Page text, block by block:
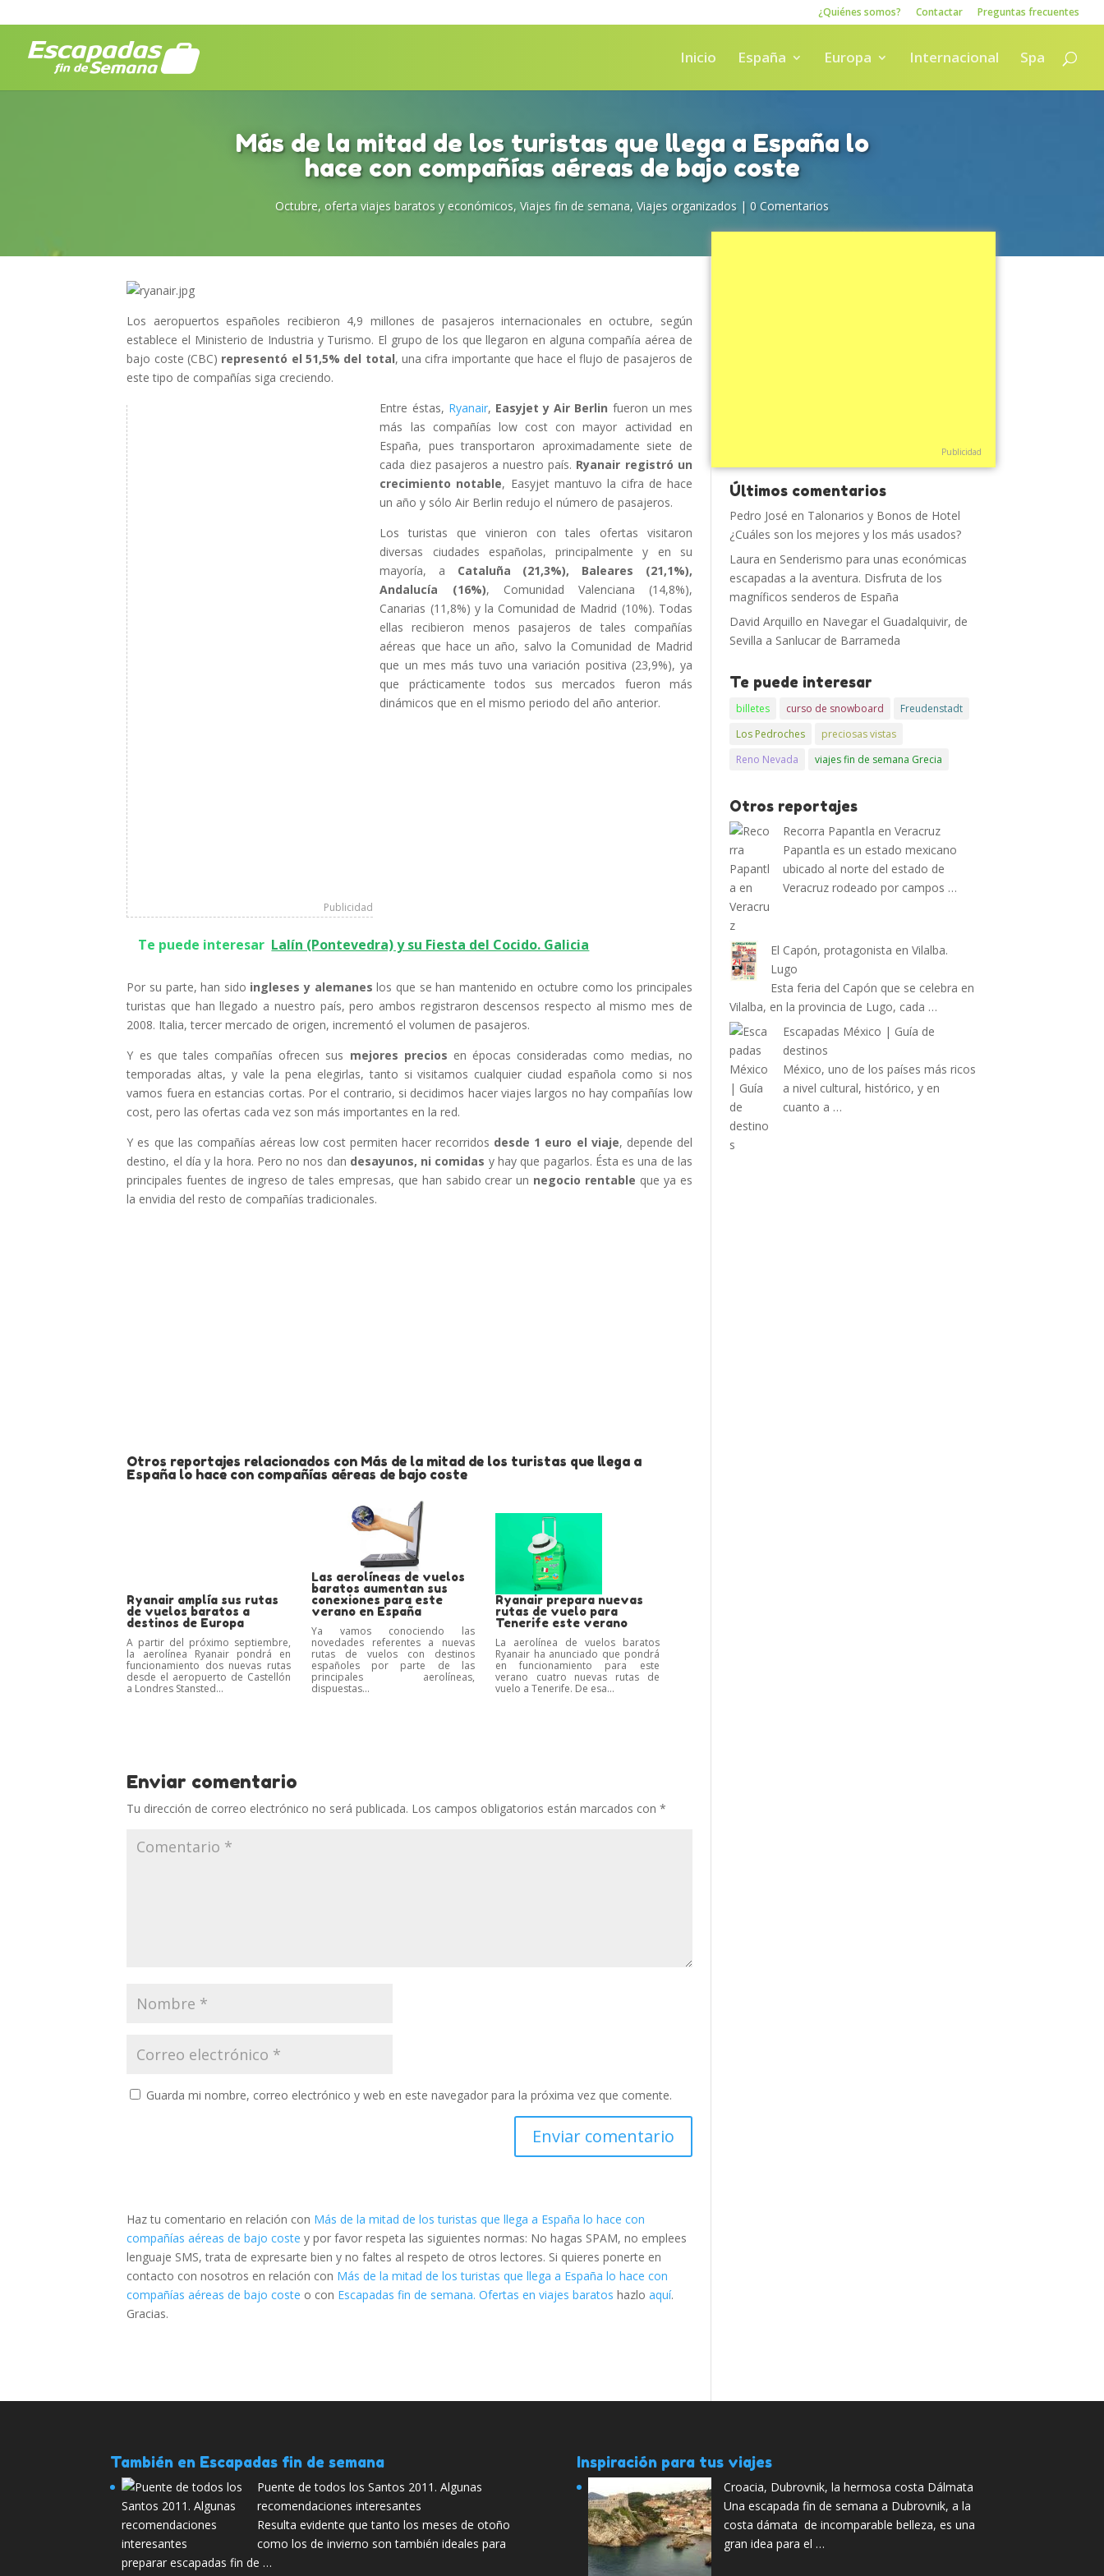
¿Quiénes somos? Contactar Preguntas frecuentes
Inicio España Europa Internacional Spa
Más de la mitad de los turistas que llega a España lo
hace con compañías aéreas de bajo coste
Octubre, oferta viajes baratos y económicos, Viajes fin de semana, Viajes organizados | 0 Comentarios
Los aeropuertos españoles recibieron 4,9 millones de pasajeros internacionales en octubre, según
establece el Ministerio de Industria y Turismo. El grupo de los que llegaron en alguna compañía aérea de
bajo coste (CBC) representó el 51,5% del total, una cifra importante que hace el flujo de pasajeros de
este tipo de compañías siga creciendo.
Publicidad
Entre éstas, Ryanair, Easyjet y Air Berlin fueron un mes
más las compañías low cost con mayor actividad en
España, pues transportaron aproximadamente siete de
cada diez pasajeros a nuestro país. Ryanair registró un
crecimiento notable, Easyjet mantuvo la cifra de hace
un año y sólo Air Berlin redujo el número de pasajeros.
Los turistas que vinieron con tales ofertas visitaron
diversas ciudades españolas, principalmente y en su
mayoría, a Cataluña (21,3%), Baleares (21,1%),
Andalucía (16%), Comunidad Valenciana (14,8%),
Canarias (11,8%) y la Comunidad de Madrid (10%). Todas
ellas recibieron menos pasajeros de tales compañías
aéreas que hace un año, salvo la Comunidad de Madrid
que un mes más tuvo una variación positiva (23,9%), ya
que prácticamente todos sus mercados fueron más
dinámicos que en el mismo periodo del año anterior.
Te puede interesar Lalín (Pontevedra) y su Fiesta del Cocido. Galicia
Por su parte, han sido ingleses y alemanes los que se han mantenido en octubre como los principales
turistas que han llegado a nuestro país, pero ambos registraron descensos respecto al mismo mes de
2008. Italia, tercer mercado de origen, incrementó el volumen de pasajeros.
Y es que tales compañías ofrecen sus mejores precios en épocas consideradas como medias, no
temporadas altas, y vale la pena elegirlas, tanto si visitamos cualquier ciudad española como si nos
vamos fuera en estancias cortas. Por el contrario, si decidimos hacer viajes largos no hay compañías low
cost, pero las ofertas cada vez son más importantes en la red.
Y es que las compañías aéreas low cost permiten hacer recorridos desde 1 euro el viaje, depende del
destino, el día y la hora. Pero no nos dan desayunos, ni comidas y hay que pagarlos. Ésta es una de las
principales fuentes de ingreso de tales empresas, que han sabido crear un negocio rentable que ya es
la envidia del resto de compañías tradicionales.
Otros reportajes relacionados con Más de la mitad de los turistas que llega a
España lo hace con compañías aéreas de bajo coste
Ryanair amplía sus rutas
de vuelos baratos a
destinos de Europa
A partir del próximo septiembre,
la aerolínea Ryanair pondrá en
funcionamiento dos nuevas rutas
desde el aeropuerto de Castellón
a Londres Stansted...
Las aerolíneas de vuelos
baratos aumentan sus
conexiones para este
verano en España
Ya vamos conociendo las
novedades referentes a nuevas
rutas de vuelos con destinos
españoles por parte de las
principales aerolíneas,
dispuestas...
Ryanair prepara nuevas
rutas de vuelo para
Tenerife este verano
La aerolínea de vuelos baratos
Ryanair ha anunciado que pondrá
en funcionamiento para este
verano cuatro nuevas rutas de
vuelo a Tenerife. De esa...
Enviar comentario
Tu dirección de correo electrónico no será publicada. Los campos obligatorios están marcados con*
Guarda mi nombre, correo electrónico y web en este navegador para la próxima vez que comente.
Haz tu comentario en relación con Más de la mitad de los turistas que llega a España lo hace con
compañías aéreas de bajo coste y por favor respeta las siguientes normas: No hagas SPAM, no emplees
lenguaje SMS, trata de expresarte bien y no faltes al respeto de otros lectores. Si quieres ponerte en
contacto con nosotros en relación con Más de la mitad de los turistas que llega a España lo hace con
compañías aéreas de bajo coste o con Escapadas fin de semana. Ofertas en viajes baratos hazloaquí.
Gracias.
Publicidad
Últimos comentarios
Pedro José en Talonarios y Bonos de Hotel
¿Cuáles son los mejores y los más usados?
Laura en Senderismo para unas económicas
escapadas a la aventura. Disfruta de los
magníficos senderos de España
David Arquillo en Navegar el Guadalquivir, de
Sevilla a Sanlucar de Barrameda
Te puede interesar
billetes curso de snowboard
Freudenstadt
Los Pedroches
preciosas vistas
Reno Nevada
viajes fin de semana Grecia
Otros reportajes
Recorra Papantla en Veracruz
Papantla es un estado mexicano
ubicado al norte del estado de
Veracruz rodeado por campos …
El Capón, protagonista en Vilalba.
Lugo
Esta feria del Capón que se celebra en
Vilalba, en la provincia de Lugo, cada …
Escapadas México | Guía de
destinos
México, uno de los países más ricos
a nivel cultural, histórico, y en
cuanto a …
También en Escapadas fin de semana
Puente de todos los Santos 2011. Algunas
recomendaciones interesantes
Resulta evidente que tanto los meses de otoño
como los de invierno son también ideales para
preparar escapadas fin de …
Inspiración para tus viajes
Croacia, Dubrovnik, la hermosa costa Dálmata
Una escapada fin de semana a Dubrovnik, a la
costa dámata de incomparable belleza, es una
gran idea para el …